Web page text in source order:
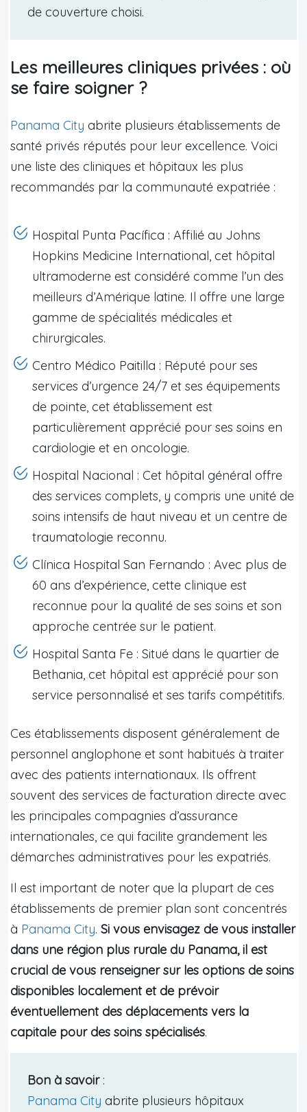
de couverture choisi.
Les meilleures cliniques privées : où
se faire soigner ?
Panama City abrite plusieurs établissements de
santé privés réputés pour leur excellence. Voici
une liste des cliniques et hôpitaux les plus
recommandés par la communauté expatriée :
Hospital Punta Pacífica : Affilié au Johns
Hopkins Medicine International, cet hôpital
ultramoderne est considéré comme l’un des
meilleurs d’Amérique latine. Il offre une large
gamme de spécialités médicales et
chirurgicales.
Centro Médico Paitilla : Réputé pour ses
services d’urgence 24/7 et ses équipements
de pointe, cet établissement est
particulièrement apprécié pour ses soins en
cardiologie et en oncologie.
Hospital Nacional : Cet hôpital général offre
des services complets, y compris une unité de
soins intensifs de haut niveau et un centre de
traumatologie reconnu.
Clínica Hospital San Fernando : Avec plus de
60 ans d’expérience, cette clinique est
reconnue pour la qualité de ses soins et son
approche centrée sur le patient.
Hospital Santa Fe : Situé dans le quartier de
Bethania, cet hôpital est apprécié pour son
service personnalisé et ses tarifs compétitifs.
Ces établissements disposent généralement de
personnel anglophone et sont habitués à traiter
avec des patients internationaux. Ils offrent
souvent des services de facturation directe avec
les principales compagnies d’assurance
internationales, ce qui facilite grandement les
démarches administratives pour les expatriés.
Il est important de noter que la plupart de ces
établissements de premier plan sont concentrés
à Panama City. Si vous envisagez de vous installer
dans une région plus rurale du Panama, il est
crucial de vous renseigner sur les options de soins
disponibles localement et de prévoir
éventuellement des déplacements vers la
capitale pour des soins spécialisés.
Bon à savoir:
Panama City abrite plusieurs hôpitaux